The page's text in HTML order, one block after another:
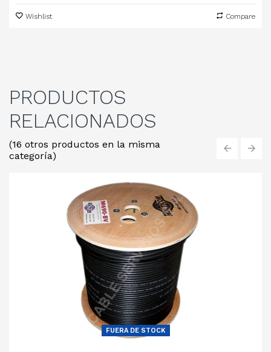
Wishlist Compare
PRODUCTOS
RELACIONADOS
(16 otros productos en la misma
categoría)
FUERA DE STOCK